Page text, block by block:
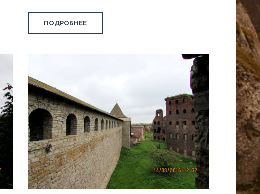
ПОДРОБНЕЕ